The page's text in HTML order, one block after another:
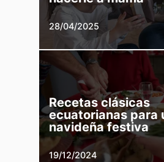
28/04/2025
Recetas clásicas
ecuatorianas para
navideña festiva
19/12/2024